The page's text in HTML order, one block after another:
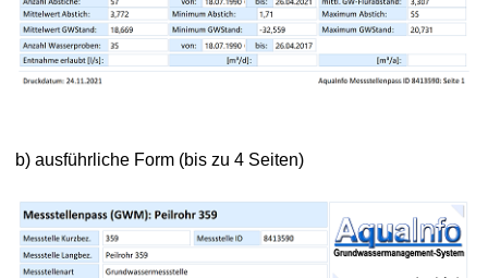
b) ausführliche Form (bis zu 4 Seiten)